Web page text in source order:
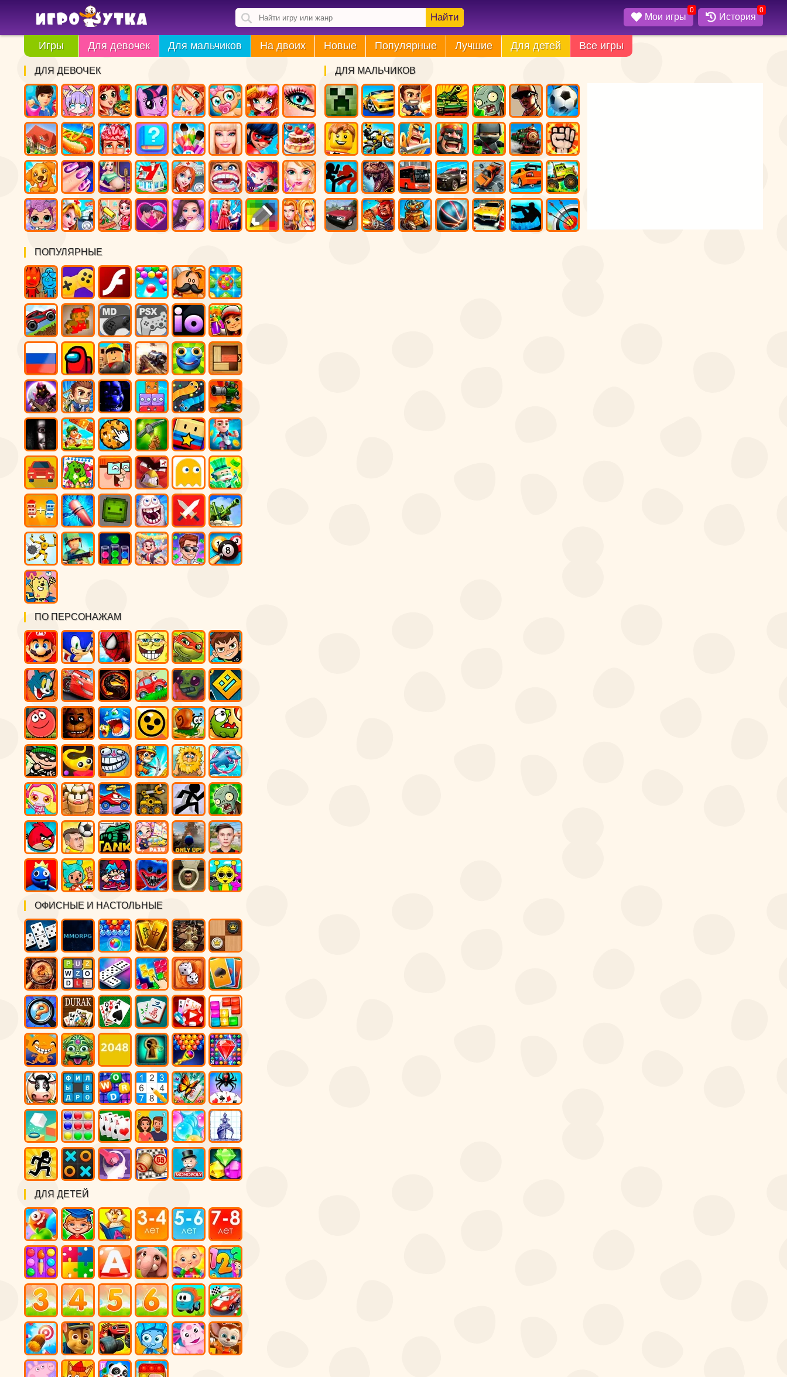
Найти Мои игры
0
История
0
Игры Для девочек Для мальчиков На двоих Новые Популярные Лучшие Для детей Все игры
ДЛЯ МАЛЬЧИКОВ
ДЛЯ ДЕВОЧЕК
ПОПУЛЯРНЫЕ
ПО ПЕРСОНАЖАМ
ОФИСНЫЕ И НАСТОЛЬНЫЕ
ДЛЯ ДЕТЕЙ